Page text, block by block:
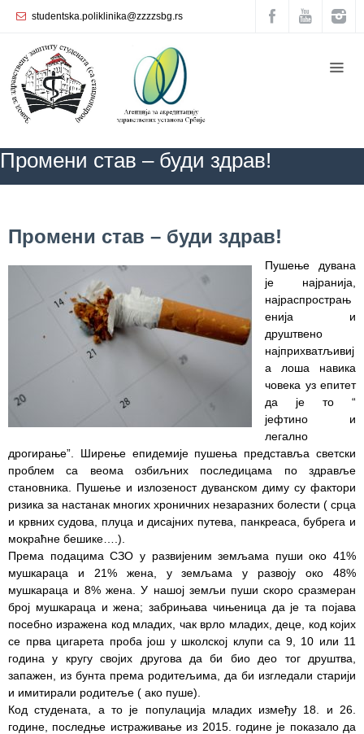
studentska.poliklinika@zzzzsbg.rs
Промени став – буди здрав!
Промени став – буди здрав!
Пушење дувана
је најранија,
најраспрострањ
енија и
друштвено
најприхватљивиј
а лоша навика
човека уз епитет
да је то “
јефтино и
легално
дрогирање”. Ширење епидемије пушења представља светски
проблем са веома озбиљних последицама по здравље
становника. Пушење и излозеност дуванском диму су фактори
ризика за настанак многих хроничних незаразних болести ( срца
и крвних судова, плуца и дисајних путева, панкреаса, бубрега и
мокраћне бешике….).
Према подацима СЗО у развијеним земљама пуши око 41%
мушкараца и 21% жена, у земљама у развоју око 48%
мушкараца и 8% жена. У нашој земљи пуши скоро сразмеран
број мушкараца и жена; забрињава чињеница да је та појава
посебно изражена код младих, чак врло младих, деце, код којих
се прва цигарета проба још у школској клупи са 9, 10 или 11
година у кругу својих другова да би био део тог друштва,
запажен, из бунта према родитељима, да би изгледали старији
и имитирали родитеље ( ако пуше).
Код студената, а то је популација младих између 18. и 26.
године, последње истраживање из 2015. године је показало да
Почетна
O
нама
организација
Служба
Служба за
здравствену
здравствене
специјалистичко
делатност
Служба за
унапређење
и очување
здравља
Служба за
медицинску
дијагностику
Стационар